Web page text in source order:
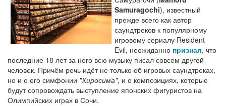
Samuragochi), известный
прежде всего как автор
саундтреков к популярному
игровому сериалу Resident
Evil, неожиданно признал, что
последние 18 лет за него всю музыку писал совсем другой
человек. Причём речь идёт не только об игровых саундтреках,
но и о его симфонии "Хиросима", и о композициях, которые
будут сопровождать выступление японских фигуристов на
Олимпийских играх в Сочи.